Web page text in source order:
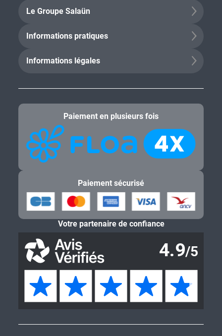
Le Groupe Salaün
Informations pratiques
Informations légales
Paiement en plusieurs fois
Paiement sécurisé
Votre partenaire de confiance